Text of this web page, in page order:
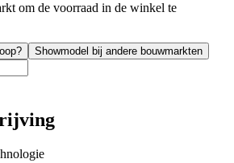
om de voorraad in de winkel te
Showmodel bij andere bouwmarkten